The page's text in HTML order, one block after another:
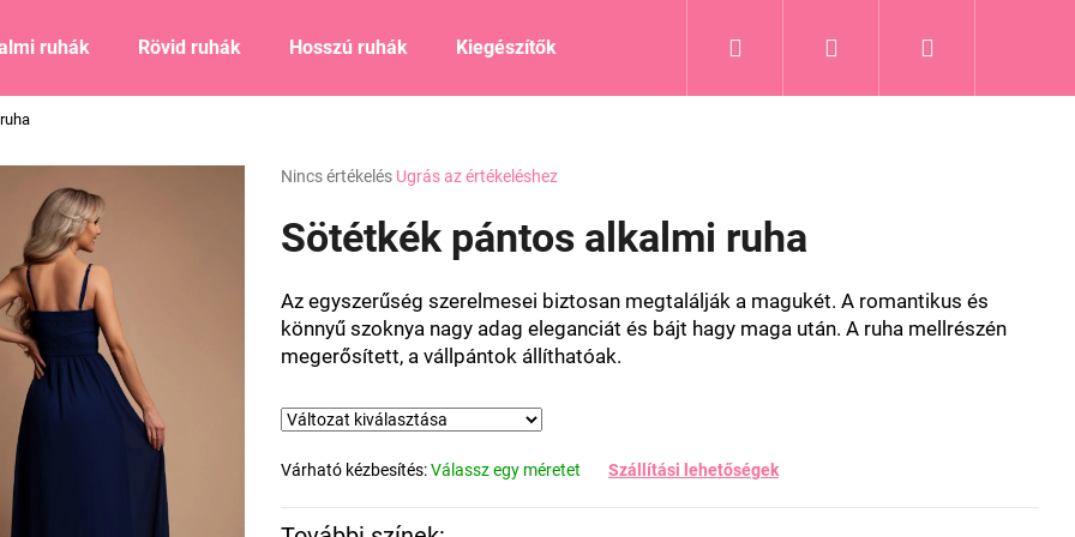
ruhák Rövid ruhák Hosszú ruhák Kiegészítők Keresés Bejelentkezés
A
átlagos
értékelése
0,0
csillag.
Nincs értékelés Ugrás az értékeléshez
Sötétkék pántos alkalmi ruha
Az egyszerűség szerelmesei biztosan megtalálják a magukét. A romantikus és
könnyű szoknya nagy adag eleganciát és bájt hagy maga után. A ruha mellrészén
megerősített, a vállpántok állíthatóak.
Várható kézbesítés:Válassz egy méretet Szállítási lehetőségek
KERESÉS